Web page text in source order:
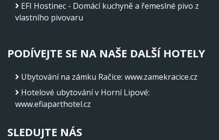
EFI Hostinec - Domácí kuchyně a řemeslné pivo z
vlastního pivovaru
PODÍVEJTE SE NA NAŠE DALŠÍ HOTELY
Ubytování na zámku Račice: www.zamekracice.cz
Hotelové ubytování v Horní Lipové:
www.efiaparthotel.cz
SLEDUJTE NÁS